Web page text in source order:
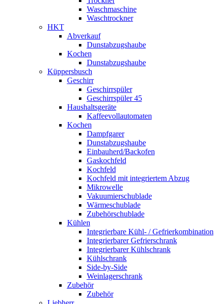
Waschmaschine
Waschtrockner
HKT
Abverkauf
Dunstabzugshaube
Kochen
Dunstabzugshaube
Küppersbusch
Geschirr
Geschirrspüler
Geschirrspüler 45
Haushaltsgeräte
Kaffeevollautomaten
Kochen
Dampfgarer
Dunstabzugshaube
Einbauherd/Backofen
Gaskochfeld
Kochfeld
Kochfeld mit integriertem Abzug
Mikrowelle
Vakuumierschublade
Wärmeschublade
Zubehörschublade
Kühlen
Integrierbare Kühl- / Gefrierkombination
Integrierbarer Gefrierschrank
Integrierbarer Kühlschrank
Kühlschrank
Side-by-Side
Weinlagerschrank
Zubehör
Zubehör